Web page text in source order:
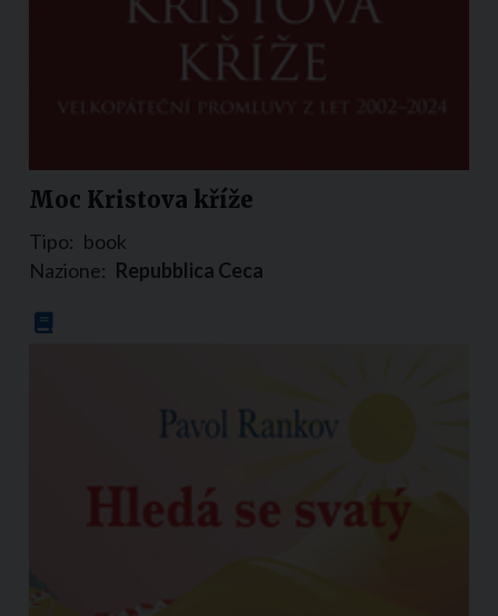
Moc Kristova kříže
Tipo: book
Nazione: Repubblica Ceca